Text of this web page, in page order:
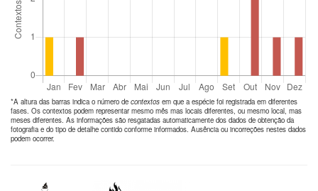
*A altura das barras indica o número de contextos em que a espécie foi registrada em diferentes
fases. Os contextos podem representar mesmo mês mas locais diferentes, ou mesmo local, mas
meses diferentes. As informações são resgatadas automaticamente dos dados de obtenção da
fotografia e do tipo de detalhe contido conforme informados. Ausência ou incorreções nestes dados
podem ocorrer.